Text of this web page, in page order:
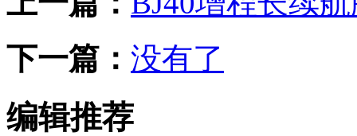
下一篇： 没有了
编辑推荐